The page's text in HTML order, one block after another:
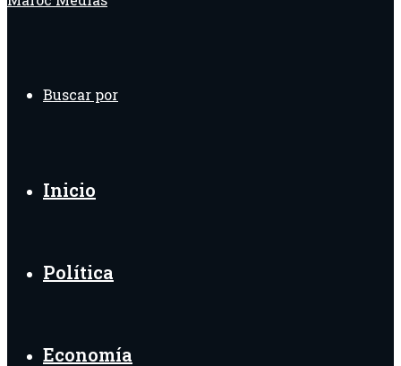
Buscar por
Inicio
Política
Economía